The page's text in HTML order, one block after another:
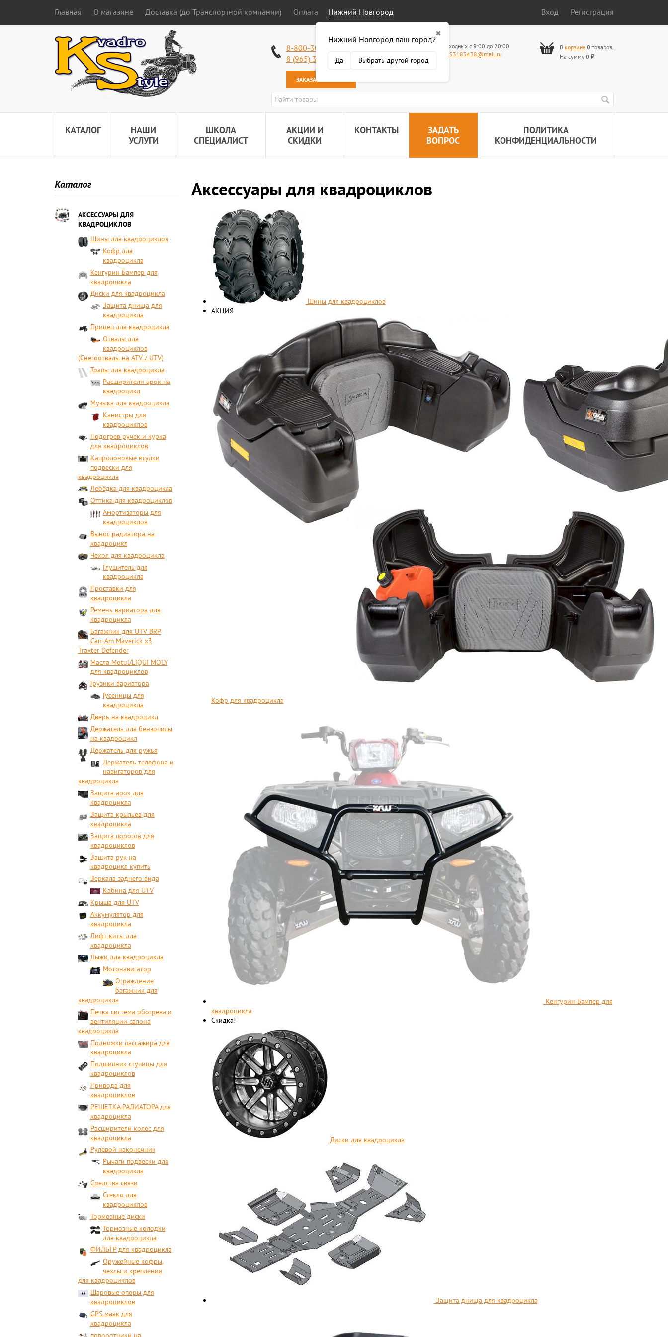
Главная О магазине Доставка (до Транспортной компании) Оплата Нижний Новгород
✖
Нижний Новгород ваш город?
Да Выбрать другой город
Вход Регистрация
8-800-301-50-58
8 (965) 318-34-38
ЗАКАЗАТЬ ЗВОНОК
Работаем без выходных с 9:00 до 20:00
89653183438@mail.ru
В корзине 0товаров,
На сумму 0 ₽
КАТАЛОГ
НАШИ
УСЛУГИ
ШКОЛА
СПЕЦИАЛИСТ
АКЦИИ И
СКИДКИ
КОНТАКТЫ
ЗАДАТЬ
ВОПРОС
ПОЛИТИКА
КОНФИДЕНЦИАЛЬНОСТИ
Каталог
АКСЕССУАРЫ ДЛЯ
КВАДРОЦИКЛОВ
Шины для квадроциклов
Кофр для
квадроцикла
Кенгурин Бампер для
квадроцикла
Диски для квадроцикла
Защита днища для
квадроцикла
Прицеп для квадроцикла
Отвалы для
квадроциклов
(Снегоотвалы на ATV / UTV)
Трапы для квадроцикла
Расширители арок на
квадроцикл
Музыка для квадроцикла
Канистры для
квадроциклов
Подогрев ручек и курка
для квадроциклов
Капролоновые втулки
подвески для
квадроцикла
Лебёдка для квадроцикла
Оптика для квадроциклов
Амортизаторы для
квадроциклов
Вынос радиатора на
квадроцикл
Чехол для квадроцикла
Глушитель для
квадроцикла
Проставки для
квадроцикла
Ремень вариатора для
квадроцикла
Багажник для UTV BRP
Can-Am Maverick x3
Traxter Defender
Масла Motul/LiQUI MOLY
для квадроциклов
Грузики вариатора
Гусеницы для
квадроцикла
Дверь на квадроцикл
Держатель для бензопилы
на квадроцикл
Держатель для ружья
Держатель телефона и
навигаторов для
квадроцикла
Защита арок для
квадроцикла
Защита крыльев для
квадроцикла
Защита порогов для
квадроциклов
Защита рук на
квадроцикл купить
Зеркала заднего вида
Кабина для UTV
Крыша для UTV
Аккумулятор для
квадроцикла
Лифт-киты для
квадроцикла
Лыжи для квадроцикла
Мотонавигатор
Ограждение
багажник для
квадроцикла
Печка система обогрева и
вентиляции салона
квадроцикла
Подножки пассажира для
квадроцикла
Подшипник ступицы для
квадроциклов
Привода для
квадроциклов
РЕШЕТКА РАДИАТОРА для
квадроцикла
Расширители колес для
квадроцикла
Рулевой наконечник
Рычаги подвески для
квадроцикла
Средства связи
Стекло для
квадроциклов
Тормозные диски
Тормозные колодки
для квадроцикла
ФИЛЬТР для квадроцикла
Оружейные кофры,
чехлы и крепления
для квадроциклов
Шаровые опоры для
квадроциклов
GPS маяк для
квадроцикла
поворотники на
Аксессуары для квадроциклов
Шины для квадроциклов
АКЦИЯ
Кофр для квадроцикла
Кенгурин Бампер для
квадроцикла
Скидка!
Диски для квадроцикла
Защита днища для квадроцикла